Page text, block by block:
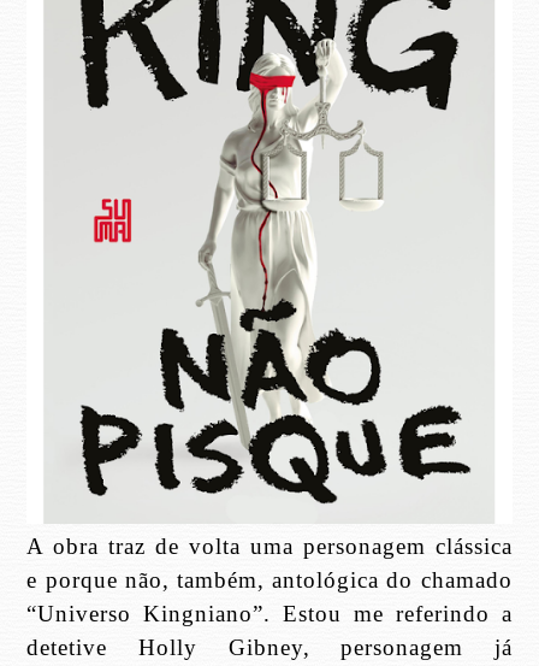
A obra traz de volta uma personagem clássica
e porque não, também, antológica do chamado
“Universo Kingniano”. Estou me referindo a
detetive Holly Gibney, personagem já